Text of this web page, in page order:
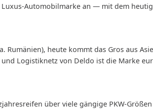
Automobilmarke an — mit dem
heute kommt das Gros aus
Logistiknetz von Deldo ist die Marke
über viele gängige PKW-